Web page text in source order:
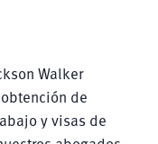
Walker
de
y visas de